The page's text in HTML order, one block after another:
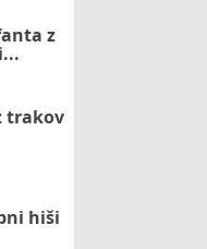
z
trakov
hiši